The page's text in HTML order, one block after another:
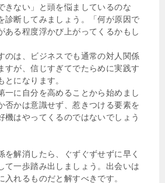
きない」と頭を悩ましているのな
診断してみましょう。「何が原因で
ある程度浮かび上がってくるかもし
のは、ビジネスでも通常の対人関係
すが、信じすぎてでたらめに実践す
とになります。
一に自分を高めることから始めまし
否かは意識せず、惹きつける要素を
機はやってくるのではないでしょう
を解消したら、ぐずぐずせずに早く
て一歩踏み出しましょう。出会いは
れるものだと解すべきです。